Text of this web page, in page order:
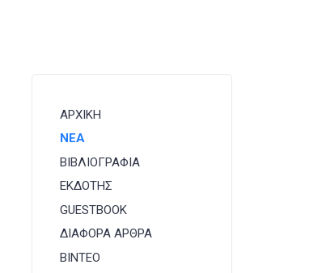
ΑΡΧΙΚΗ
ΝΕΑ
ΒΙΒΛΙΟΓΡΑΦΙΑ
ΕΚΔΟΤΗΣ
GUESTBOOK
ΔΙΑΦΟΡΑ ΑΡΘΡΑ
ΒΙΝΤΕΟ